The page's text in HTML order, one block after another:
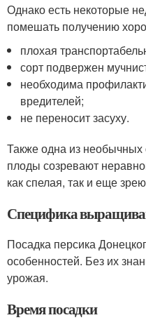
Однако есть некоторые
помешать получению
плохая
сорт подвержен
необходима
вредителей;
не переносит засуху.
Также одна из необычных
плоды созревают
как спелая, так и еще
Специфика
Посадка персика
особенностей. Без их
урожая.
Время посадки